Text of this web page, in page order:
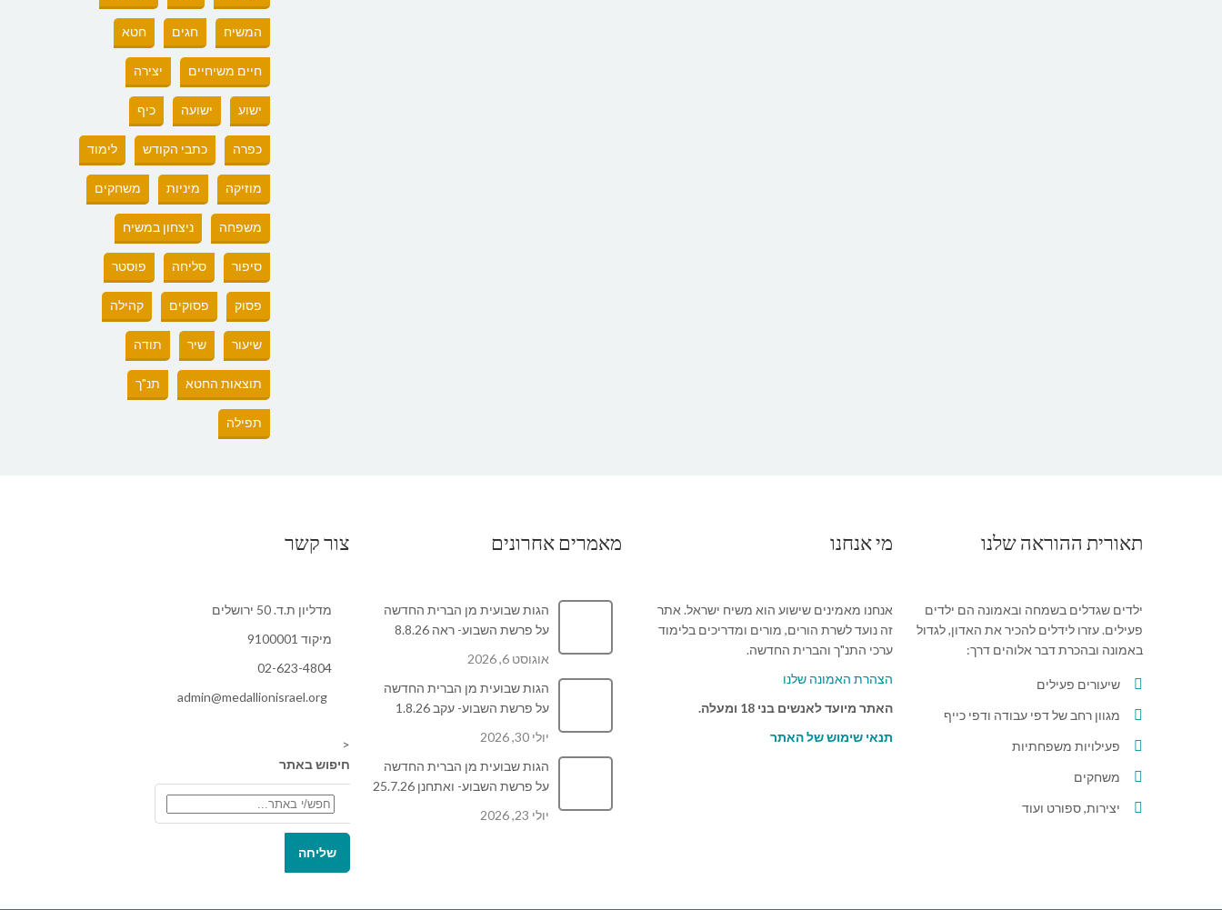
המשיח חגים חטא
חיים משיחיים יצירה
ישוע ישועה כיף
כפרה כתבי הקודש לימוד
מוזיקה מיניות משחקים
משפחה ניצחון במשיח
סיפור סליחה פוסטר
פסוק פסוקים קהילה
שיעור שיר תודה
תוצאות החטא תנ"ך
תפילה
צור קשר
מדליון ת.ד. 50 ירושלים
מיקוד 9100001
02-623-4804
admin@medallionisrael.org
<
חיפוש באתר
מאמרים אחרונים
הגות שבועית מן הברית החדשה
על פרשת השבוע- ראה 8.8.26
אוגוסט 6, 2026
הגות שבועית מן הברית החדשה
על פרשת השבוע- עקב 1.8.26
יולי 30, 2026
הגות שבועית מן הברית החדשה
על פרשת השבוע- ואתחנן 25.7.26
יולי 23, 2026
מי אנחנו
אנחנו מאמינים שישוע הוא משיח ישראל. אתר
זה נועד לשרת הורים, מורים ומדריכים בלימוד
ערכי התנ"ך והברית החדשה.
הצהרת האמונה שלנו
האתר מיועד לאנשים בני 18 ומעלה.
תנאי שימוש של האתר
תאורית ההוראה שלנו
ילדים שגדלים בשמחה ובאמונה הם ילדים
פעילים. עזרו לידלים להכיר את האדון, לגדול
באמונה ובהכרת דבר אלוהים דרך:
שיעורים פעילים
מגוון רחב של דפי עבודה ודפי כייף
פעילויות משפחתיות
משחקים
יצירות, ספורט ועוד